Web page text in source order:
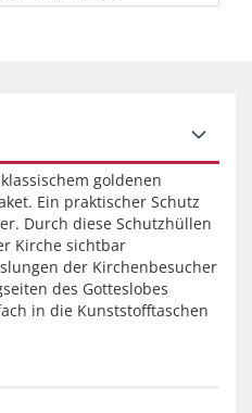
goldenen
Ein praktischer Schutz
Durch diese Schutzhüllen
Kirche sichtbar
der Kirchenbesucher
des Gotteslobes
in die Kunststofftaschen